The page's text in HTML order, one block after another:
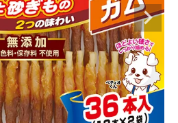
person 新規会員登録